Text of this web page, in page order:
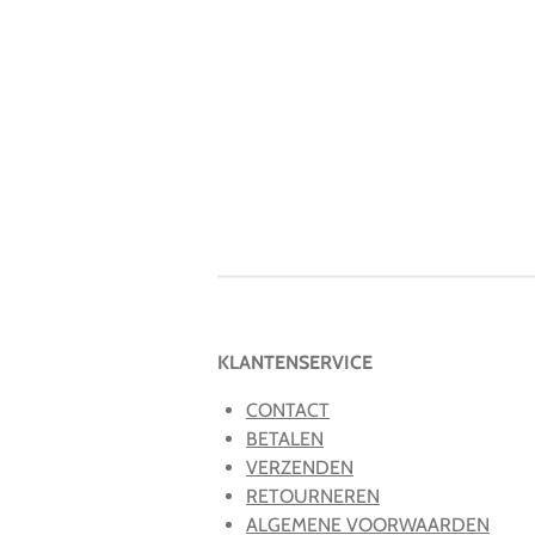
KLANTENSERVICE
CONTACT
BETALEN
VERZENDEN
RETOURNEREN
ALGEMENE VOORWAARDEN